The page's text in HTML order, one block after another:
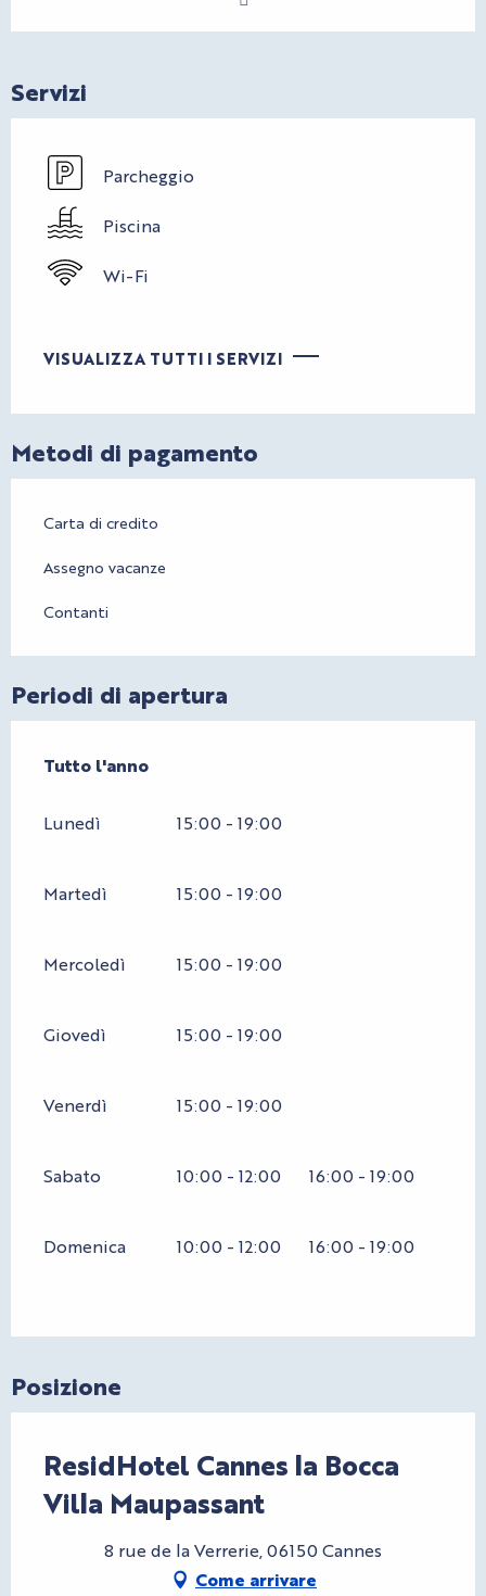
Servizi
Parcheggio
Piscina
Wi-Fi
VISUALIZZA TUTTI I SERVIZI
Metodi di pagamento
Carta di credito
Assegno vacanze
Contanti
Periodi di apertura
Tutto l'anno
Tutto l'anno
Lunedì 15:00 - 19:00
Martedì 15:00 - 19:00
Mercoledì 15:00 - 19:00
Giovedì 15:00 - 19:00
Venerdì 15:00 - 19:00
Sabato 10:00 - 12:00 16:00 - 19:00
Domenica 10:00 - 12:00 16:00 - 19:00
Posizione
ResidHotel Cannes la Bocca
Villa Maupassant
8 rue de la Verrerie, 06150 Cannes
Come arrivare